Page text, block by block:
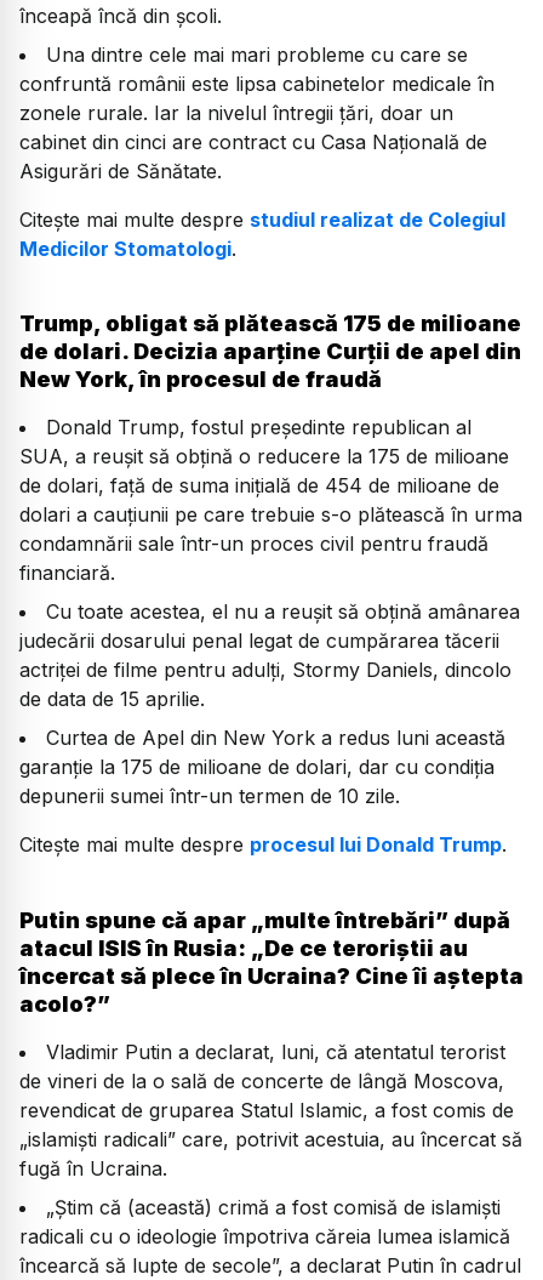
înceapă încă din școli.
Una dintre cele mai mari probleme cu care se
confruntă românii este lipsa cabinetelor medicale în
zonele rurale. Iar la nivelul întregii țări, doar un
cabinet din cinci are contract cu Casa Națională de
Asigurări de Sănătate.
Citește mai multe despre studiul realizat de Colegiul
Medicilor Stomatologi.
Trump, obligat să plătească 175 de milioane
de dolari. Decizia aparține Curții de apel din
New York, în procesul de fraudă
Donald Trump, fostul președinte republican al
SUA, a reușit să obțină o reducere la 175 de milioane
de dolari, față de suma inițială de 454 de milioane de
dolari a cauţiunii pe care trebuie s-o plătească în urma
condamnării sale într-un proces civil pentru fraudă
financiară.
Cu toate acestea, el nu a reușit să obțină amânarea
judecării dosarului penal legat de cumpărarea tăcerii
actriței de filme pentru adulți, Stormy Daniels, dincolo
de data de 15 aprilie.
Curtea de Apel din New York a redus luni această
garanţie la 175 de milioane de dolari, dar cu condiţia
depunerii sumei într-un termen de 10 zile.
Citește mai multe despre procesul lui Donald Trump.
Putin spune că apar „multe întrebări” după
atacul ISIS în Rusia: „De ce teroriştii au
încercat să plece în Ucraina? Cine îi aştepta
acolo?”
Vladimir Putin a declarat, luni, că atentatul terorist
de vineri de la o sală de concerte de lângă Moscova,
revendicat de gruparea Statul Islamic, a fost comis de
„islamişti radicali” care, potrivit acestuia, au încercat să
fugă în Ucraina.
„Ştim că (această) crimă a fost comisă de islamişti
radicali cu o ideologie împotriva căreia lumea islamică
încearcă să lupte de secole”, a declarat Putin în cadrul